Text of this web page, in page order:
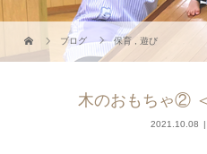
ブログ 保育 ,遊び
木のおもちゃ②
2021.10.08